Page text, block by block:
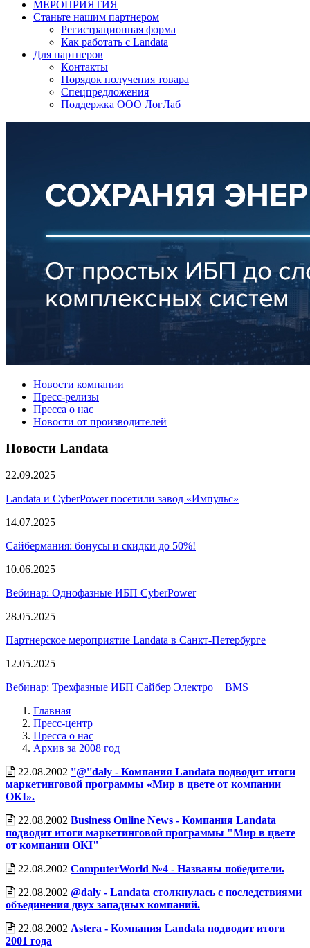
МЕРОПРИЯТИЯ
Станьте нашим партнером
Регистрационная форма
Как работать с Landata
Для партнеров
Кoнтaкты
Порядок получения товара
Спецпредложения
Поддержка ООО ЛогЛаб
Новости компании
Пресс-релизы
Пресса о нас
Новости от производителей
Новости Landata
22.09.2025
Landata и CyberPower посетили завод «Импульс»
14.07.2025
Сайбермания: бонусы и скидки до 50%!
10.06.2025
Вебинар: Однофазные ИБП CyberPower
28.05.2025
Партнерское мероприятие Landata в Санкт-Петербурге
12.05.2025
Вебинар: Трехфазные ИБП Сайбер Электро + BMS
Главная
Пресс-центр
Пресса о нас
Архив за 2008 год
22.08.2002 ''@''daly - Компания Landata подводит итоги
маркетинговой программы «Мир в цвете от компании
OKI».
22.08.2002 Business Online News - Компания Landata
подводит итоги маркетинговой программы "Мир в цвете
от компании OKI"
22.08.2002 ComputerWorld №4 - Названы победители.
22.08.2002 @daly - Landata столкнулась с последствиями
объединения двух западных компаний.
22.08.2002 Astera - Компания Landata подводит итоги
2001 года